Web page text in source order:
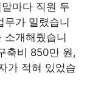
마다 직원 두
무가 밀렸습니
소개해줬습니
축비 850만 원,
가 적혀 있었습